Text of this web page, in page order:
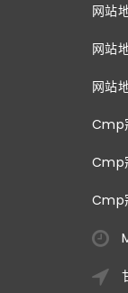
网站
网站
网站
Cmp
Cmp
Cmp